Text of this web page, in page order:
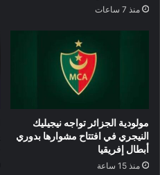
منذ 7 ساعات
مولودية الجزائر تواجه نيجيليك
النيجري في افتتاح مشوارها بدوري
أبطال إفريقيا
منذ 15 ساعة